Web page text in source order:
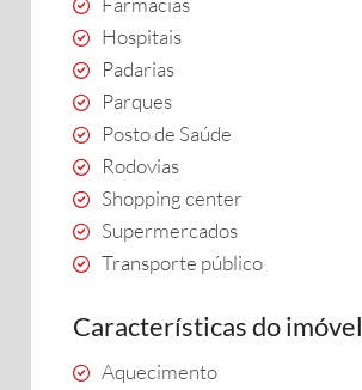
Hospitais
Padarias
Parques
Posto de Saúde
Rodovias
Shopping center
Supermercados
Transporte público
Características do imóvel
Aquecimento